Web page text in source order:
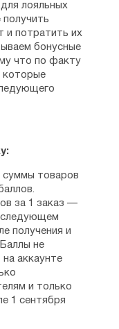
лояльных
и потратить их
бонусные
что по факту
которые
суммы товаров
за 1 заказ —
следующем
получения и
не
аккаунте
и только
1 сентября